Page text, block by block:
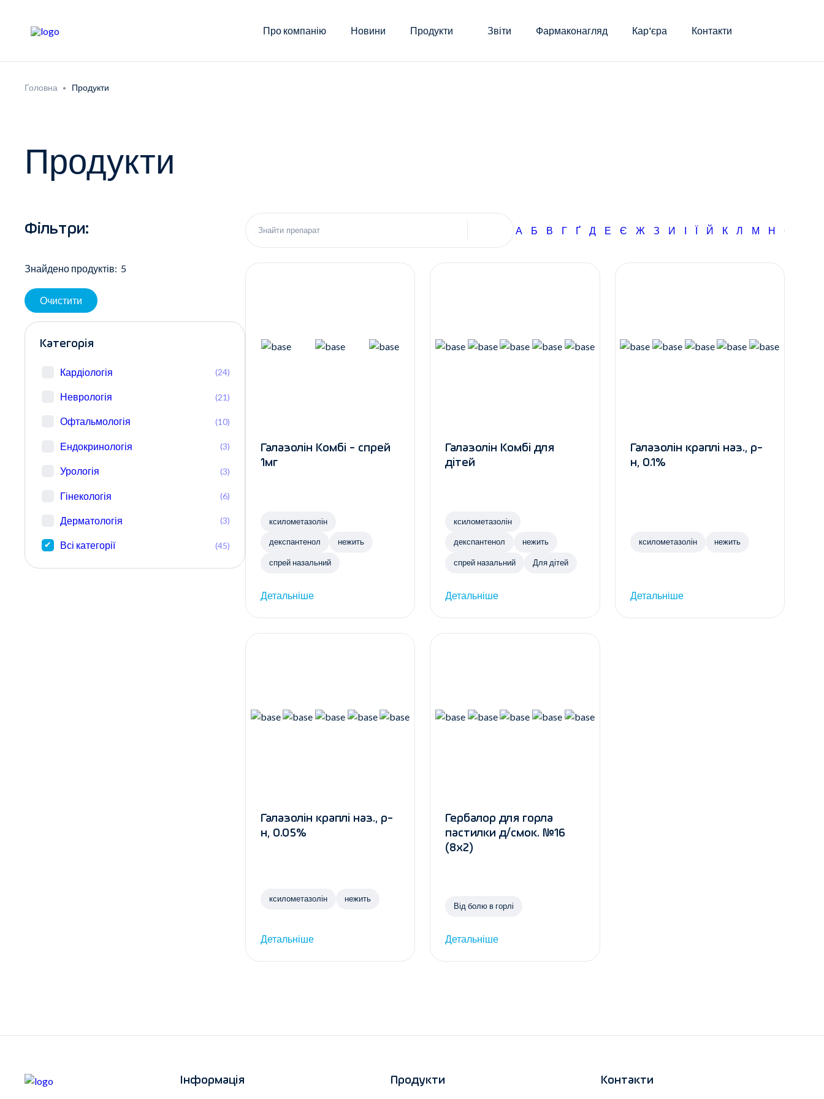
Про компанію Новини Продукти Звіти Фармаконагляд Кар'єра Контакти
Головна Продукти
Продукти
Фільтри:
Знайдено продуктів: 5
Очистити
Категорія
Кардіологія (24)
Неврологія (21)
Офтальмологія (10)
Ендокринологія (3)
Урологія (3)
Гінекологія (6)
Дерматологія (3)
Всі категорії (45)
А Б В Г Ґ Д Е Є Ж З И І Ї Й К Л М Н О
Галазолін Комбі - спрей
1мг
ксилометазолін
декспантенол нежить
спрей назальний
Детальніше
Галазолін Комбі для
дітей
ксилометазолін
декспантенол нежить
спрей назальний Для дітей
Детальніше
Галазолін краплі наз., р-
н, 0.1%
ксилометазолін нежить
Детальніше
Галазолін краплі наз., р-
н, 0.05%
ксилометазолін нежить
Детальніше
Гербалор для горла
пастилки д/смок. №16
(8х2)
Від болю в горлі
Детальніше
Інформація Продукти Контакти